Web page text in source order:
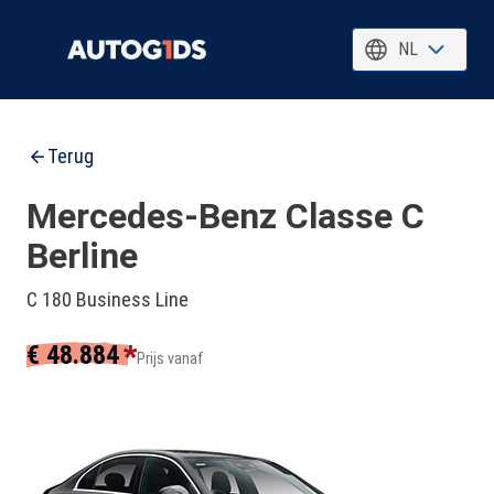
NL
Terug
Mercedes-Benz Classe C
Berline
C 180 Business Line
€ 48.884*Prijs vanaf